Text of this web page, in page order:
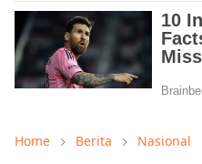
Home Berita Nasional